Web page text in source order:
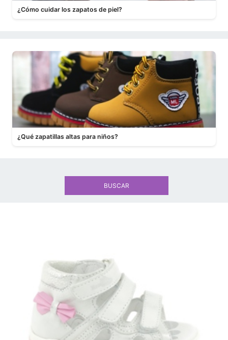
¿Cómo cuidar los zapatos de piel?
¿Qué zapatillas altas para niños?
BUSCAR